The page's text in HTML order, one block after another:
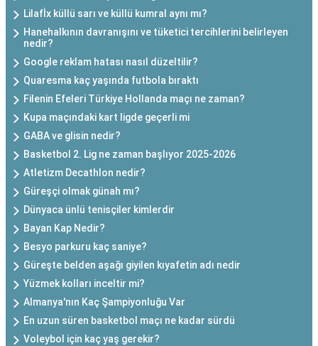
Lilafİx küllü sarı ve küllü kumral aynı mı?
Hanehalkının davranışını ve tüketici tercihlerini belirleyen
nedir?
Google reklam hatası nasıl düzeltilir?
Quaresma kaç yaşında futbola bıraktı
Filenin Efeleri Türkiye Hollanda maçı ne zaman?
Kupa maçındaki kart ligde geçerli mi
GABA ve glisin nedir?
Basketbol 2. Lig ne zaman başlıyor 2025-2026
Atletizm Decathlon nedir?
Güreşçi olmak günah mı?
Dünyaca ünlü tenisçiler kimlerdir
Bayan Kap Nedir?
Besyo parkuru kaç saniye?
Güreşte belden aşağı giyilen kıyafetin adı nedir
Yüzmek kolları inceltir mi?
Almanya'nın Kaç Şampiyonluğu Var
En uzun süren basketbol maçı ne kadar sürdü
Voleybol için kaç yaş gerekir?